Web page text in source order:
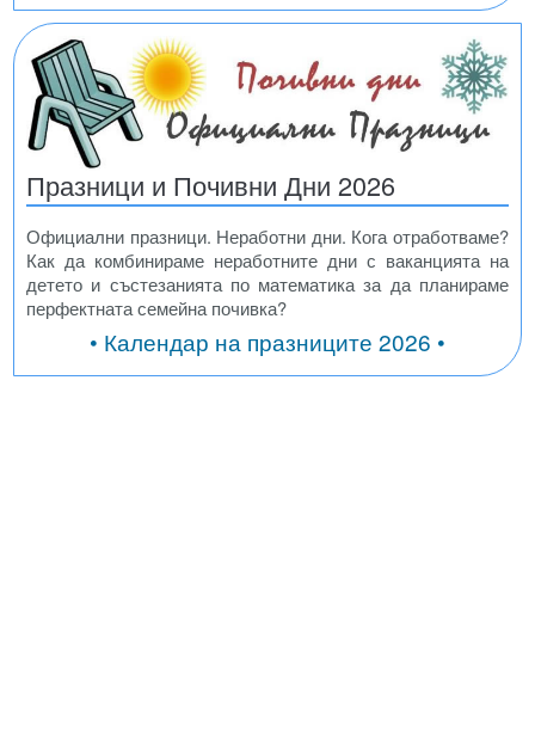
Празници и Почивни Дни 2026
Официални празници. Неработни дни. Кога отработваме?
Как да комбинираме неработните дни с ваканцията на
детето и състезанията по математика за да планираме
перфектната семейна почивка?
• Календар на празниците 2026 •